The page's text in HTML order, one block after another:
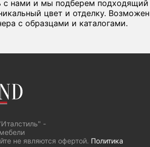
с нами и мы подберем подходящий
цвет и отделку. Возможен
с образцами и каталогами.
-
не являются офертой. Политика